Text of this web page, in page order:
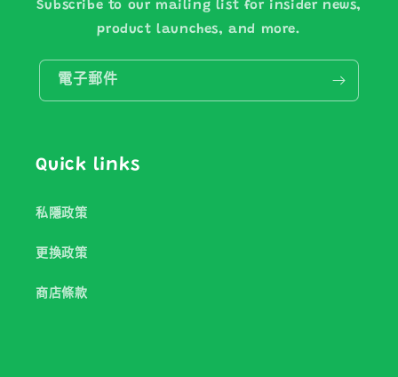
Subscribe to our mailing list for insider news,
product launches, and more.
電子郵件
Quick links
私隱政策
更換政策
商店條款